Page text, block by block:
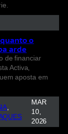
o
arde
de financiar
Activa,
aposta em
MAR
10,
2026